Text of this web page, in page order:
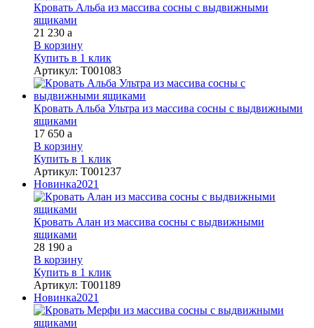
Кровать Альба из массива сосны с выдвижными
ящиками
21 230 a
В корзину
Купить в 1 клик
Артикул: Т001083
Кровать Альба Ультра из массива сосны с выдвижными
ящиками
17 650 a
В корзину
Купить в 1 клик
Артикул: Т001237
Новинка2021
Кровать Алан из массива сосны с выдвижными
ящиками
28 190 a
В корзину
Купить в 1 клик
Артикул: Т001189
Новинка2021